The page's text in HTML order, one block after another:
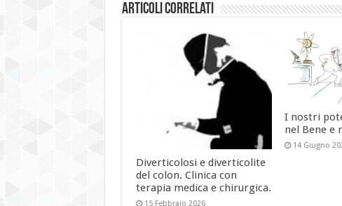
Articoli Correlati
Diverticolosi e diverticolite
del colon. Clinica con
terapia medica e chirurgica.
15 Febbraio 2026
I nostri
nel Bene e
14 Giugno